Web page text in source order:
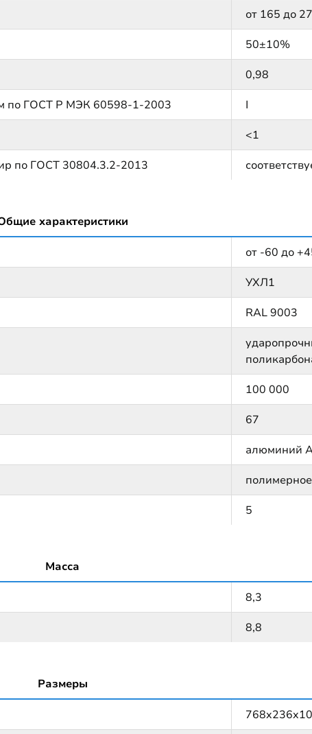
от 165 до
50±10%
0,98
по ГОСТ Р МЭК 60598-1-2003
I
<1
по ГОСТ 30804.3.2-2013
характеристики
от -60 до
УХЛ1
RAL 9003
100 000
67
алюминий
5
Масса
8,3
8,8
Размеры